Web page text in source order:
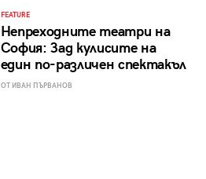
FEATURE
Непреходните театри на
София: Зад кулисите на
един по-различен спектакъл
ОТ ИВАН ПЪРВАНОВ